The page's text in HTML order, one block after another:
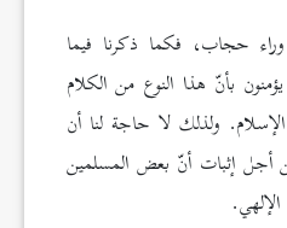
حجاب، فكما ذكرنا فيما
بأنّ هذا النوع من الكلام
ولذلك لا حاجة لنا أن
إثبات أنّ بعض المسلمين